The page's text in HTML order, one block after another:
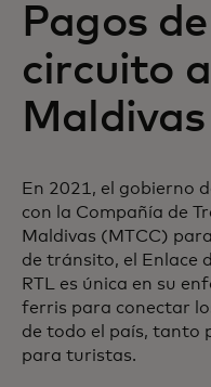
Pagos
circuito
Maldivas
En 2021, el gobierno
con la Compañía de
Maldivas (MTCC)
de tránsito, el Enlace
RTL es única en su
ferris para conectar
de todo el país, tanto
para turistas.